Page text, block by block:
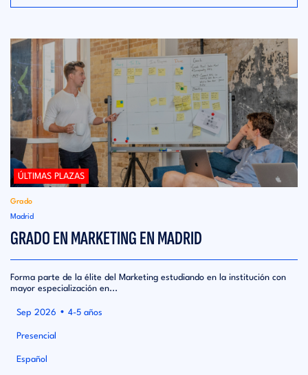
ÚLTIMAS PLAZAS
Grado
Madrid
GRADO EN MARKETING EN MADRID
Forma parte de la élite del Marketing estudiando en la institución con
mayor especialización en...
Sep 2026 • 4-5 años
Presencial
Español